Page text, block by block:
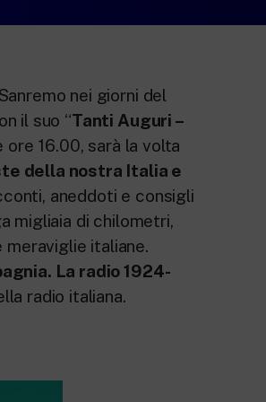
nei giorni del
il suo “Tanti Auguri –
16.00, sarà la volta
della nostra Italia e
aneddoti e consigli
migliaia di chilometri,
italiane.
La radio 1924-
radio italiana.